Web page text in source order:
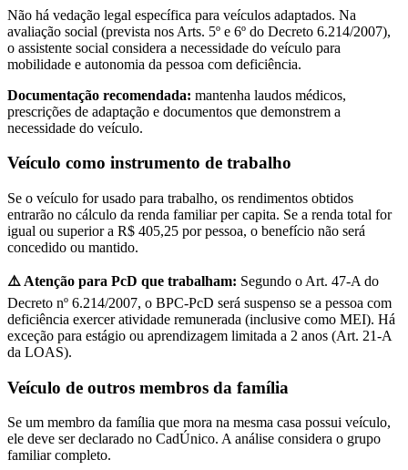
Não há vedação legal específica para veículos adaptados. Na
avaliação social (prevista nos Arts. 5º e 6º do Decreto 6.214/2007),
o assistente social considera a necessidade do veículo para
mobilidade e autonomia da pessoa com deficiência.
Documentação recomendada: mantenha laudos médicos,
prescrições de adaptação e documentos que demonstrem a
necessidade do veículo.
Veículo como instrumento de trabalho
Se o veículo for usado para trabalho, os rendimentos obtidos
entrarão no cálculo da renda familiar per capita. Se a renda total for
igual ou superior a R$ 405,25 por pessoa, o benefício não será
concedido ou mantido.
⚠️ Atenção para PcD que trabalham: Segundo o Art. 47-A do
Decreto nº 6.214/2007, o BPC-PcD será suspenso se a pessoa com
deficiência exercer atividade remunerada (inclusive como MEI). Há
exceção para estágio ou aprendizagem limitada a 2 anos (Art. 21-A
da LOAS).
Veículo de outros membros da família
Se um membro da família que mora na mesma casa possui veículo,
ele deve ser declarado no CadÚnico. A análise considera o grupo
familiar completo.